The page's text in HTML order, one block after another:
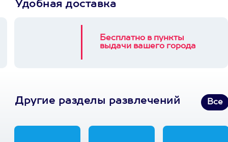
Удобная доставка
Бесплатно в пункты
выдачи вашего города
Другие разделы развлечений Все